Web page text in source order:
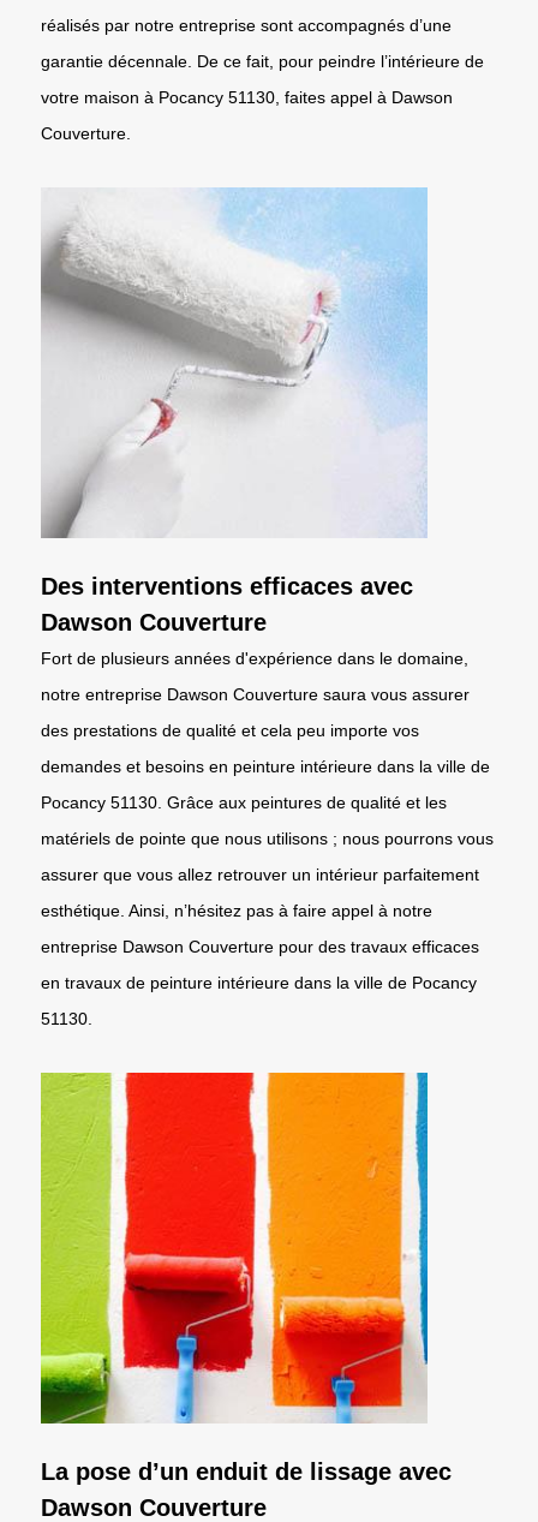
réalisés par notre entreprise sont accompagnés d’une
garantie décennale. De ce fait, pour peindre l’intérieure de
votre maison à Pocancy 51130, faites appel à Dawson
Couverture.
Des interventions efficaces avec
Dawson Couverture
Fort de plusieurs années d'expérience dans le domaine,
notre entreprise Dawson Couverture saura vous assurer
des prestations de qualité et cela peu importe vos
demandes et besoins en peinture intérieure dans la ville de
Pocancy 51130. Grâce aux peintures de qualité et les
matériels de pointe que nous utilisons ; nous pourrons vous
assurer que vous allez retrouver un intérieur parfaitement
esthétique. Ainsi, n’hésitez pas à faire appel à notre
entreprise Dawson Couverture pour des travaux efficaces
en travaux de peinture intérieure dans la ville de Pocancy
51130.
La pose d’un enduit de lissage avec
Dawson Couverture